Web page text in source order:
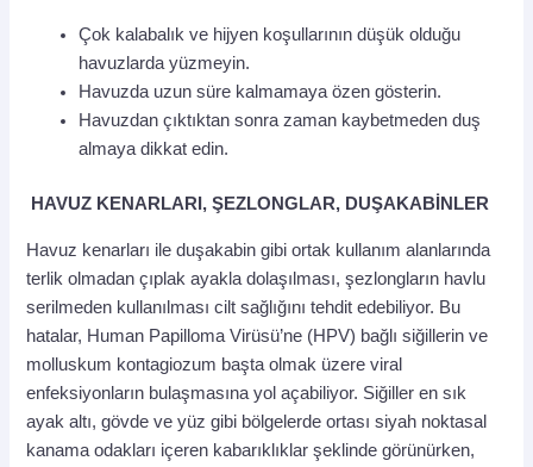
Çok kalabalık ve hijyen koşullarının düşük olduğu
havuzlarda yüzmeyin.
Havuzda uzun süre kalmamaya özen gösterin.
Havuzdan çıktıktan sonra zaman kaybetmeden duş
almaya dikkat edin.
HAVUZ KENARLARI, ŞEZLONGLAR, DUŞAKABİNLER
Havuz kenarları ile duşakabin gibi ortak kullanım alanlarında
terlik olmadan çıplak ayakla dolaşılması, şezlongların havlu
serilmeden kullanılması cilt sağlığını tehdit edebiliyor. Bu
hatalar, Human Papilloma Virüsü’ne (HPV) bağlı siğillerin ve
molluskum kontagiozum başta olmak üzere viral
enfeksiyonların bulaşmasına yol açabiliyor. Siğiller en sık
ayak altı, gövde ve yüz gibi bölgelerde ortası siyah noktasal
kanama odakları içeren kabarıklıklar şeklinde görünürken,